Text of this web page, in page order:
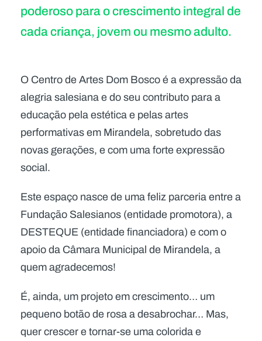
poderoso para o crescimento integral de
cada criança, jovem ou mesmo adulto.
O Centro de Artes Dom Bosco é a expressão da
alegria salesiana e do seu contributo para a
educação pela estética e pelas artes
performativas em Mirandela, sobretudo das
novas gerações, e com uma forte expressão
social.
Este espaço nasce de uma feliz parceria entre a
Fundação Salesianos (entidade promotora), a
DESTEQUE (entidade financiadora) e com o
apoio da Câmara Municipal de Mirandela, a
quem agradecemos!
É, ainda, um projeto em crescimento… um
pequeno botão de rosa a desabrochar… Mas,
quer crescer e tornar-se uma colorida e